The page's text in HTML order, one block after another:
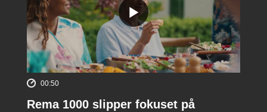
00:50
Rema 1000 slipper fokuset på